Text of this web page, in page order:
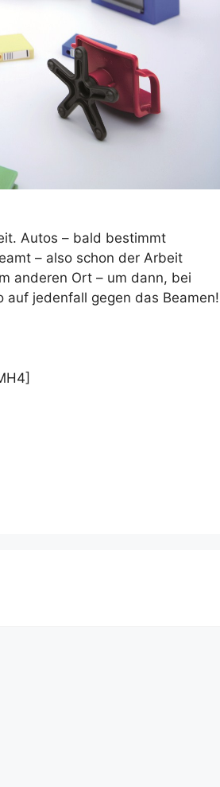
Autos – bald bestimmt
– also schon der Arbeit
anderen Ort – um dann, bei
auf jedenfall gegen das Beamen!